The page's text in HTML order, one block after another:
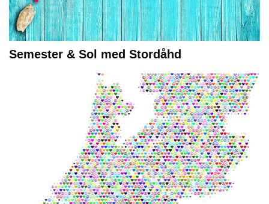
Semester & Sol med Stordåhd